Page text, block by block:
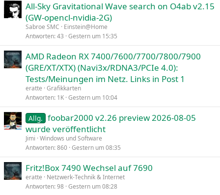
All-Sky Gravitational Wave search on O4ab v2.15
(GW-opencl-nvidia-2G)
Sabroe SMC
Einstein@Home
Antworten 43 Gestern um 15:35
AMD Radeon RX 7400/7600/7700/7800/7900
(GRE/XT/XTX) (Navi3x/RDNA3/PCIe 4.0):
Tests/Meinungen im Netz. Links in Post 1
eratte Grafikkarten
Antworten 1K Gestern um 10:04
Allg. foobar2000 v2.26 preview 2026-08-05
wurde veröffentlicht
Jimi Windows und Software
Antworten 860 Gestern um 08:35
Fritz!Box 7490 Wechsel auf 7690
eratte
Netzwerk-Technik & Internet
Antworten 98 Gestern um 08:28